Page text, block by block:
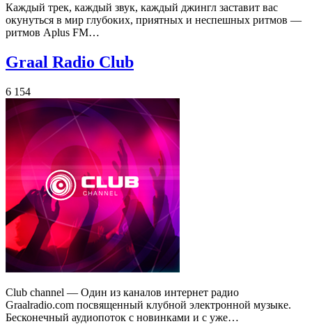
Каждый трек, каждый звук, каждый джингл заставит вас
окунуться в мир глубоких, приятных и неспешных ритмов —
ритмов Aplus FM…
Graal Radio Club
6 154
Club channel — Один из каналов интернет радио
Graalradio.com посвященный клубной электронной музыке.
Бесконечный аудиопоток с новинками и с уже…